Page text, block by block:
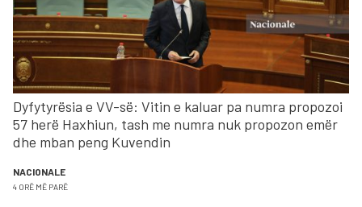
Dyfytyrësia e VV-së: Vitin e kaluar pa numra propozoi
57 herë Haxhiun, tash me numra nuk propozon emër
dhe mban peng Kuvendin
NACIONALE
4 ORË MË PARË